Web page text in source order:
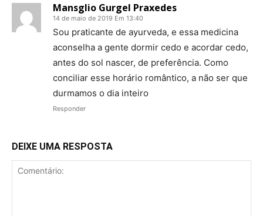
Mansglio Gurgel Praxedes
14 de maio de 2019 Em 13:40
Sou praticante de ayurveda, e essa medicina
aconselha a gente dormir cedo e acordar cedo,
antes do sol nascer, de preferência. Como
conciliar esse horário romântico, a não ser que
durmamos o dia inteiro
Responder
DEIXE UMA RESPOSTA